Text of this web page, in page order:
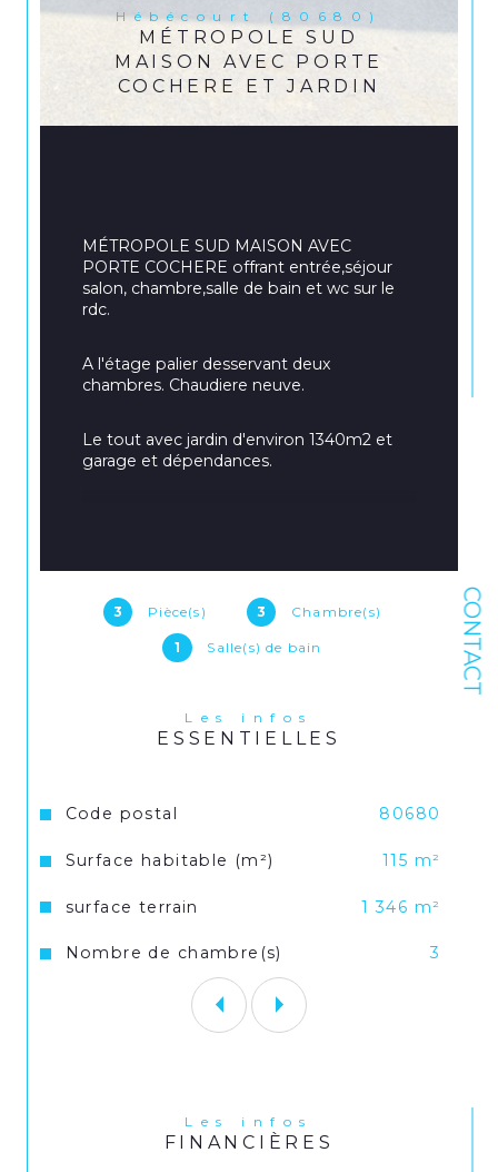
CONTACT
Hébécourt (80680)
MÉTROPOLE SUD
MAISON AVEC PORTE
COCHERE ET JARDIN
3 Pièce(s) 3 Chambre(s)
1 Salle(s) de bain
Les infos
ESSENTIELLES
Caractéristiques Valeurs
Code postal 80680
Surface habitable (m²) 115 m²
surface terrain 1 346 m²
Nombre de chambre(s) 3
MÉTROPOLE SUD MAISON AVEC
PORTE COCHERE offrant entrée,séjour
salon, chambre,salle de bain et wc sur le
rdc.
A l'étage palier desservant deux
chambres. Chaudiere neuve.
Le tout avec jardin d'environ 1340m2 et
garage et dépendances.
Pour toute visite ou renseignement
30-10
Les informations relatives à l'état des
peuvent être consultées sur le site
Géorisques : www.georisques.gouv.fr.
Les infos
FINANCIÈRES